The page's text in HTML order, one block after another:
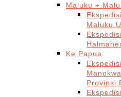
Maluku +
Maluku
Ke Papua
Provinsi